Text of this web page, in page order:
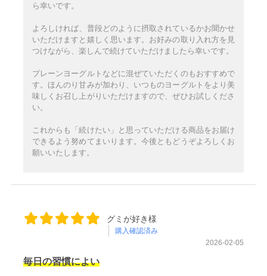
ら幸いです。
よろしければ、普段どのように摂取されているかお聞かせ
いただけますと嬉しく思います。お好みの取り入れ方を見
つけながら、楽しんで続けていただけましたら幸いです。
プレーンヨーグルトなどに混ぜていただくのもおすすめで
す。ほんのり甘みが加わり、いつものヨーグルトをより美
味しくお召し上がりいただけますので、ぜひお試しくださ
い。
これからも「続けたい」と思っていただける商品をお届け
できるよう努めてまいります。今後ともどうぞよろしくお
願いいたします。
グミが好き様
購入確認済み
2026-02-05
毎日の習慣によい